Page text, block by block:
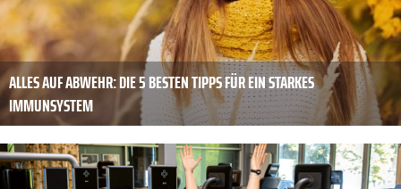
ALLES AUF ABWEHR: DIE 5 BESTEN TIPPS FÜR EIN STARKES
IMMUNSYSTEM